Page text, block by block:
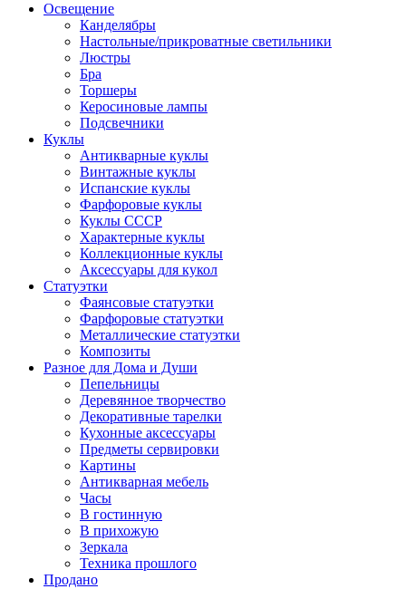
Освещение
Канделябры
Настольные/прикроватные светильники
Люстры
Бра
Торшеры
Керосиновые лампы
Подсвечники
Куклы
Антикварные куклы
Винтажные куклы
Испанские куклы
Фарфоровые куклы
Куклы СССР
Характерные куклы
Коллекционные куклы
Аксессуары для кукол
Статуэтки
Фаянсовые статуэтки
Фарфоровые статуэтки
Металлические статуэтки
Композиты
Разное для Дома и Души
Пепельницы
Деревянное творчество
Декоративные тарелки
Кухонные аксессуары
Предметы сервировки
Картины
Антикварная мебель
Часы
В гостинную
В прихожую
Зеркала
Техника прошлого
Продано